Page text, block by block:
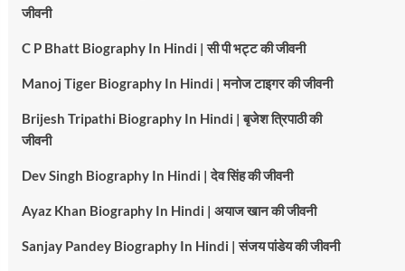
जीवनी
C P Bhatt Biography In Hindi | सी पी भट्ट की जीवनी
Manoj Tiger Biography In Hindi | मनोज टाइगर की जीवनी
Brijesh Tripathi Biography In Hindi | बृजेश त्रिपाठी की
जीवनी
Dev Singh Biography In Hindi | देव सिंह की जीवनी
Ayaz Khan Biography In Hindi | अयाज खान की जीवनी
Sanjay Pandey Biography In Hindi | संजय पांडेय की जीवनी